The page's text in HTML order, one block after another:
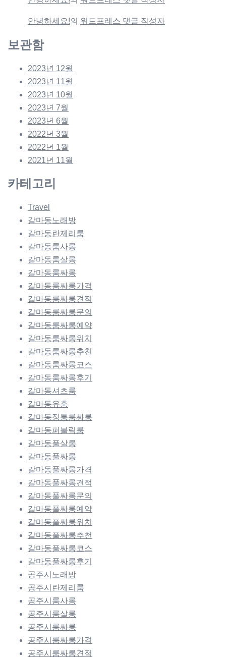
안녕하세요!의 워드프레스 댓글 작성자
보관함
2023년 12월
2023년 11월
2023년 10월
2023년 7월
2023년 6월
2022년 3월
2022년 1월
2021년 11월
카테고리
Travel
갈마동노래방
갈마동란제리룸
갈마동룸사롱
갈마동룸살롱
갈마동룸싸롱
갈마동룸싸롱가격
갈마동룸싸롱견적
갈마동룸싸롱문의
갈마동룸싸롱예약
갈마동룸싸롱위치
갈마동룸싸롱추천
갈마동룸싸롱코스
갈마동룸싸롱후기
갈마동셔츠룸
갈마동유흥
갈마동정통룸싸롱
갈마동퍼블릭룸
갈마동풀살롱
갈마동풀싸롱
갈마동풀싸롱가격
갈마동풀싸롱견적
갈마동풀싸롱문의
갈마동풀싸롱예약
갈마동풀싸롱위치
갈마동풀싸롱추천
갈마동풀싸롱코스
갈마동풀싸롱후기
공주시노래방
공주시란제리룸
공주시룸사롱
공주시룸살롱
공주시룸싸롱
공주시룸싸롱가격
공주시룸싸롱견적